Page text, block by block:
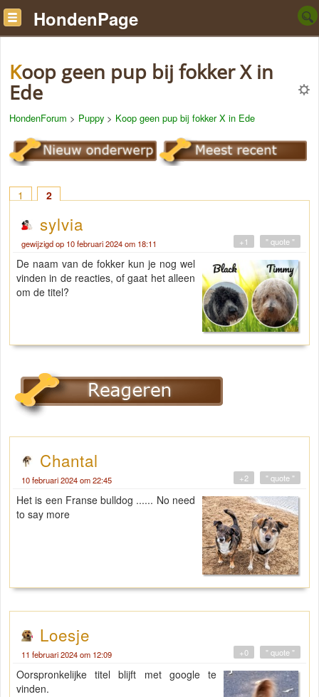
HondenPage
Koop geen pup bij fokker X in
Ede
HondenForum > Puppy > Koop geen pup bij fokker X in Ede
1 2
sylvia
gewijzigd op 10 februari 2024 om 18:11 " quote "
+1
De naam van de fokker kun je nog wel
vinden in de reacties, of gaat het alleen
om de titel?
Chantal
10 februari 2024 om 22:45 " quote "
+2
Het is een Franse bulldog ...... No need
to say more
Loesje
11 februari 2024 om 12:09 " quote "
+0
Oorspronkelijke titel blijft met google te
vinden.